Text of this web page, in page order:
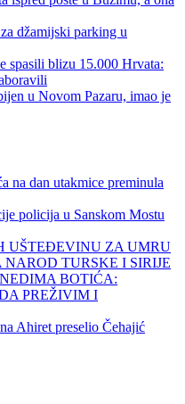
džamijski parking u
spasili blizu 15.000 Hrvata:
u Novom Pazaru, imao je
na dan utakmice preminula
policija u Sanskom Mostu
UŠTEĐEVINU ZA UMRU
TURSKE I SIRIJE
BOTIĆA:
PREŽIVIM I
Ahiret preselio Čehajić